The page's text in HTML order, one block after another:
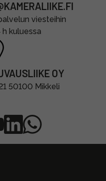
viesteihin
kuluessa
OY
50100 Mikkeli